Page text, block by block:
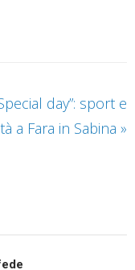
day”: sport e
a Fara in Sabina »